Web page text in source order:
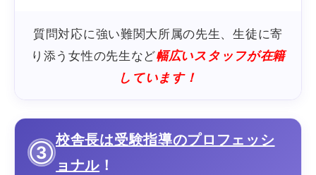
質問対応に強い難関大所属の先生、生徒に寄
り添う女性の先生など幅広いスタッフが在籍
しています！
③
校舎長は受験指導のプロフェッシ
ョナル ！